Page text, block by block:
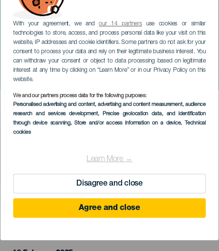
With your agreement, we andour 14 partnersuse cookies or similar
technologies to store, access, and process personal data like your visit on this
website, IP addresses and cookie identifiers. Some partners do not ask for your
consent to process your data and rely on their legitimate business interest. You
can withdraw your consent or object to data processing based on legitimate
interest at any time by clicking on “Learn More” or in our Privacy Policy on this
website.
We and our partners process data for the following purposes:
Personalised advertising and content, advertising and content measurement, audience
research and services development, Precise geolocation data, and identification
through device scanning, Store and/or access information on a device, Technical
cookies
Learn More →
Disagree and close
Agree and close
Alice no País das
Maravilhas
TENERIFE
Imagen
Listado